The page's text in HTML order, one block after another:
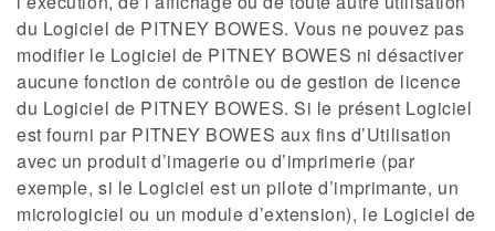
du Logiciel de PITNEY BOWES. Vous ne pouvez pas
modifier le Logiciel de PITNEY BOWES ni désactiver
aucune fonction de contrôle ou de gestion de licence
du Logiciel de PITNEY BOWES. Si le présent Logiciel
est fourni par PITNEY BOWES aux fins d’Utilisation
avec un produit d’imagerie ou d’imprimerie (par
exemple, si le Logiciel est un pilote d’imprimante, un
micrologiciel ou un module d’extension), le Logiciel de